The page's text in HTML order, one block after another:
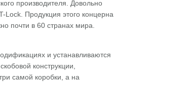
производителя. Довольно
Lock. Продукция этого концерна
почти в 60 странах мира.
и устанавливаются
конструкции,
самой коробки, а на